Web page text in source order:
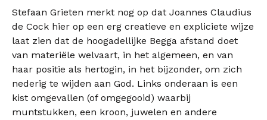
Stefaan Grieten merkt nog op dat Joannes Claudius
de Cock hier op een erg creatieve en expliciete wijze
laat zien dat de hoogadellijke Begga afstand doet
van materiële welvaart, in het algemeen, en van
haar positie als hertogin, in het bijzonder, om zich
nederig te wijden aan God. Links onderaan is een
kist omgevallen (of omgegooid) waarbij
muntstukken, een kroon, juwelen en andere